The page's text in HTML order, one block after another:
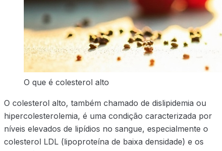
O que é colesterol alto
O colesterol alto, também chamado de dislipidemia ou
hipercolesterolemia, é uma condição caracterizada por
níveis elevados de lipídios no sangue, especialmente o
colesterol LDL (lipoproteína de baixa densidade) e os